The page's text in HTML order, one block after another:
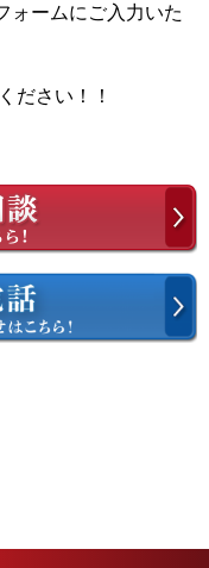
ォームにご入力いた
ださい！！